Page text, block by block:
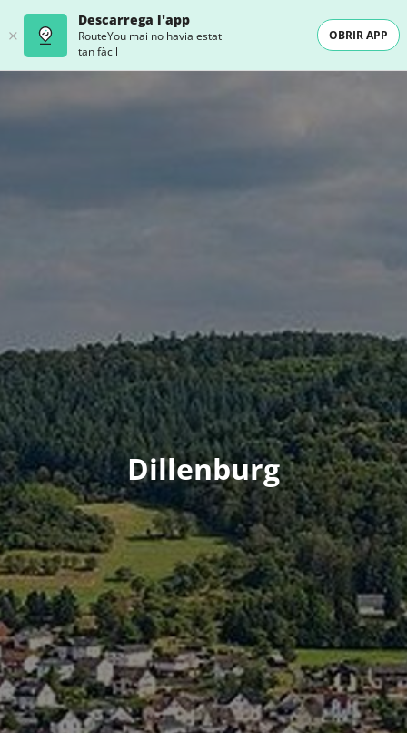
Descarrega l'app
RouteYou mai no havia estat
tan fàcil
OBRIR APP
Dillenburg